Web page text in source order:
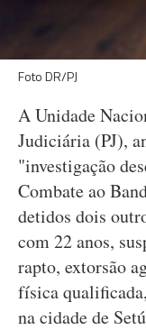
Foto DR/PJ
A Unidade
Judiciária (PJ),
"investigação
Combate ao
detidos dois
com 22 anos,
rapto, extorsão
física
na cidade de